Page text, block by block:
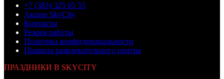
+7 (383) 325 05 55
Акции SkyCity
Контакты
Режим работы
Политика конфиденциальности
Правила развлекательного центра
ПРАЗДНИКИ В SKYCITY